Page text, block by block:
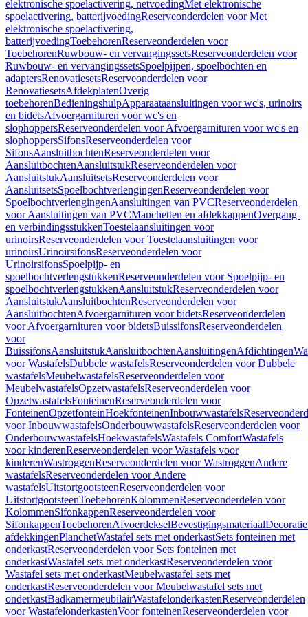
elektronische spoelactivering, netvoedingMet elektronische
spoelactivering, batterijvoedingReserveonderdelen voor Met
elektronische spoelactivering,
batterijvoedingToebehorenReserveonderdelen voor
ToebehorenRuwbouw- en vervangingssetsReserveonderdelen voor
Ruwbouw- en vervangingssetsSpoelpijpen, spoelbochten en
adaptersRenovatiesetsReserveonderdelen voor
RenovatiesetsAfdekplatenOverig
toebehorenBedieningshulpApparaataansluitingen voor wc's, urinoirs
en bidetsAfvoergarnituren voor wc's en
slophoppersReserveonderdelen voor Afvoergarnituren voor wc's en
slophoppersSifonsReserveonderdelen voor
SifonsAansluitbochtenReserveonderdelen voor
AansluitbochtenAansluitstukReserveonderdelen voor
AansluitstukAansluitsetsReserveonderdelen voor
AansluitsetsSpoelbochtverlengingenReserveonderdelen voor
SpoelbochtverlengingenAansluitingen van PVCReserveonderdelen
voor Aansluitingen van PVCManchetten en afdekkappenOvergang-
en verbindingsstukkenToestelaansluitingen voor
urinoirsReserveonderdelen voor Toestelaansluitingen voor
urinoirsUrinoirsifonsReserveonderdelen voor
UrinoirsifonsSpoelpijp- en
spoelbochtverlengstukkenReserveonderdelen voor Spoelpijp- en
spoelbochtverlengstukkenAansluitstukReserveonderdelen voor
AansluitstukAansluitbochtenReserveonderdelen voor
AansluitbochtenAfvoergarnituren voor bidetsReserveonderdelen
voor Afvoergarnituren voor bidetsBuissifonsReserveonderdelen
voor
BuissifonsAansluitstukAansluitbochtenAansluitingenAfdichtingen
voor WastafelsDubbele wastafelsReserveonderdelen voor Dubbele
wastafelsMeubelwastafelsReserveonderdelen voor
MeubelwastafelsOpzetwastafelsReserveonderdelen voor
OpzetwastafelsFonteinenReserveonderdelen voor
FonteinenOpzetfonteinHoekfonteinenInbouwwastafels
voor InbouwwastafelsOnderbouwwastafelsReserveonderdelen voor
OnderbouwwastafelsHoekwastafelsWastafels ComfortWastafels
voor kinderenReserveonderdelen voor Wastafels voor
kinderenWastroggenReserveonderdelen voor WastroggenAndere
wastafelsReserveonderdelen voor Andere
wastafelsUitstortgootsteenReserveonderdelen voor
UitstortgootsteenToebehorenKolommenReserveonderdelen voor
KolommenSifonkappenReserveonderdelen voor
SifonkappenToebehorenAfvoerdekselBevestigingsmateriaal
afdekkingenPlanchetWastafel sets met onderkastSets fonteinen met
onderkastReserveonderdelen voor Sets fonteinen met
onderkastWastafel sets met onderkastReserveonderdelen voor
Wastafel sets met onderkastMeubelwastafel sets met
onderkastReserveonderdelen voor Meubelwastafel sets met
onderkastBadkamermeubilairWastafelonderkastenReserveonderdelen
voor WastafelonderkastenVoor fonteinenReserveonderdelen voor